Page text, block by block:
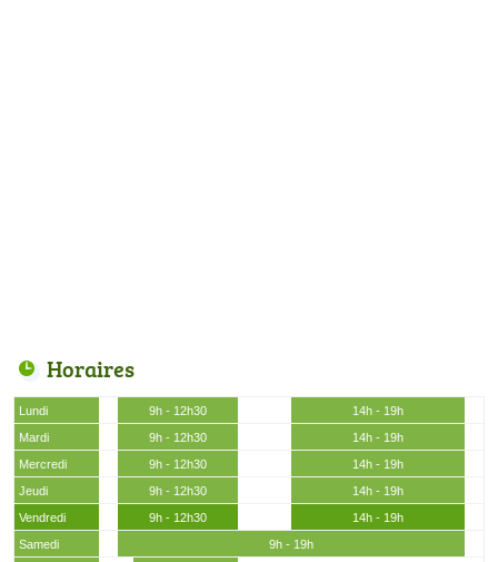
Horaires
Lundi 9h - 12h30
14h - 19h
Mardi
9h - 12h30
14h - 19h
Mercredi
9h - 12h30
14h - 19h
Jeudi
9h - 12h30
14h - 19h
Vendredi
9h - 12h30
14h - 19h
Samedi
9h - 19h